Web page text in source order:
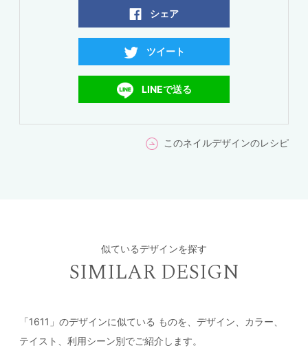
シェア
ツイート
LINEで送る
このネイルデザインのレシピ
似ているデザインを探す
SIMILAR DESIGN
「1611」のデザインに似ている ものを、デザイン、カラー、
テイスト、利用シーン別でご紹介します。